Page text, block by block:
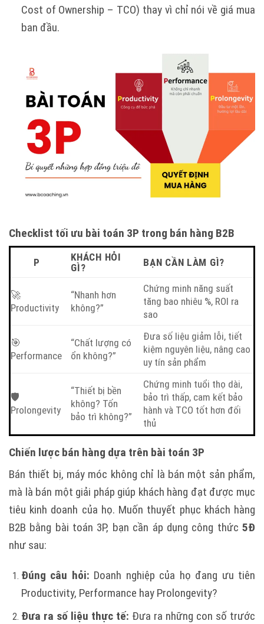
Cost of Ownership – TCO) thay vì chỉ nói về giá mua
ban đầu.
Checklist tối ưu bài toán 3P trong bán hàng B2B
P
KHÁCH HỎI
GÌ?
BẠN CẦN LÀM GÌ?
🚀
Productivity
“Nhanh hơn
không?”
Chứng minh năng suất
tăng bao nhiêu %, ROI ra
sao
🎯
Performance
“Chất lượng có
ổn không?”
Đưa số liệu giảm lỗi, tiết
kiệm nguyên liệu, nâng cao
uy tín sản phẩm
🛡
Prolongevity
“Thiết bị bền
không? Tốn
bảo trì không?”
Chứng minh tuổi thọ dài,
bảo trì thấp, cam kết bảo
hành và TCO tốt hơn đối
thủ
Chiến lược bán hàng dựa trên bài toán 3P
Bán thiết bị, máy móc không chỉ là bán một sản phẩm,
mà là bán một giải pháp giúp khách hàng đạt được mục
tiêu kinh doanh của họ. Muốn thuyết phục khách hàng
B2B bằng bài toán 3P, bạn cần áp dụng công thức 5Đ
như sau:
Đúng câu hỏi: Doanh nghiệp của họ đang ưu tiên
Productivity, Performance hay Prolongevity?
Đưa ra số liệu thực tế: Đưa ra những con số trước